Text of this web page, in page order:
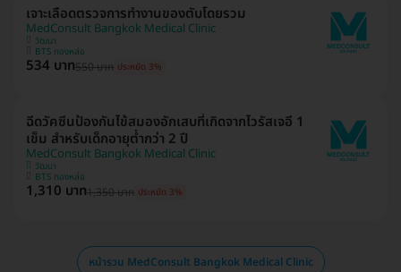
เจาะเลือดตรวจการทำงานของตับโดยรวม
MedConsult Bangkok Medical Clinic
วัฒนา
BTS ทองหล่อ
534 บาท550 บาท ประหยัด 3%
ฉีดวัคซีนป้องกันไข้สมองอักเสบที่เกิดจากไวรัสเจอี 1
เข็ม สำหรับเด็กอายุต่ำกว่า 2 ปี
MedConsult Bangkok Medical Clinic
วัฒนา
BTS ทองหล่อ
1,310 บาท1,350 บาท ประหยัด 3%
หน้ารวม MedConsult Bangkok Medical Clinic